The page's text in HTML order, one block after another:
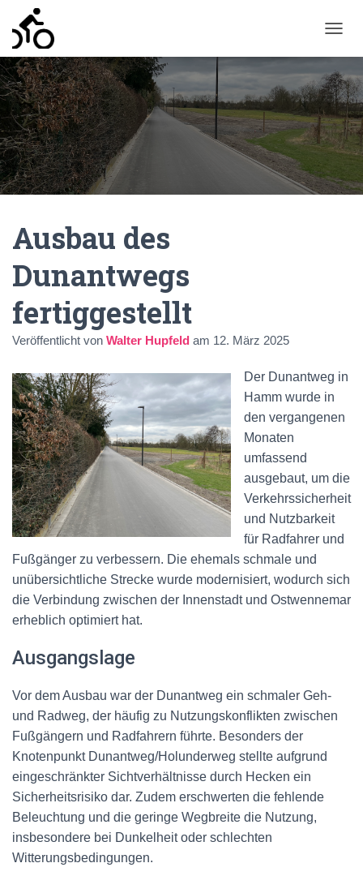
A
V
I
G
A
T
I
N
U
Ausbau des
Dunantwegs
fertiggestellt
Veröffentlicht von Walter Hupfeld am 12. März 2025
Der Dunantweg in
Hamm wurde in
den vergangenen
Monaten
umfassend
ausgebaut, um die
Verkehrssicherheit
und Nutzbarkeit
für Radfahrer und
Fußgänger zu verbessern. Die ehemals schmale und
unübersichtliche Strecke wurde modernisiert, wodurch sich
die Verbindung zwischen der Innenstadt und Ostwennemar
erheblich optimiert hat.
Ausgangslage
Vor dem Ausbau war der Dunantweg ein schmaler Geh-
und Radweg, der häufig zu Nutzungskonflikten zwischen
Fußgängern und Radfahrern führte. Besonders der
Knotenpunkt Dunantweg/Holunderweg stellte aufgrund
eingeschränkter Sichtverhältnisse durch Hecken ein
Sicherheitsrisiko dar. Zudem erschwerten die fehlende
Beleuchtung und die geringe Wegbreite die Nutzung,
insbesondere bei Dunkelheit oder schlechten
Witterungsbedingungen.